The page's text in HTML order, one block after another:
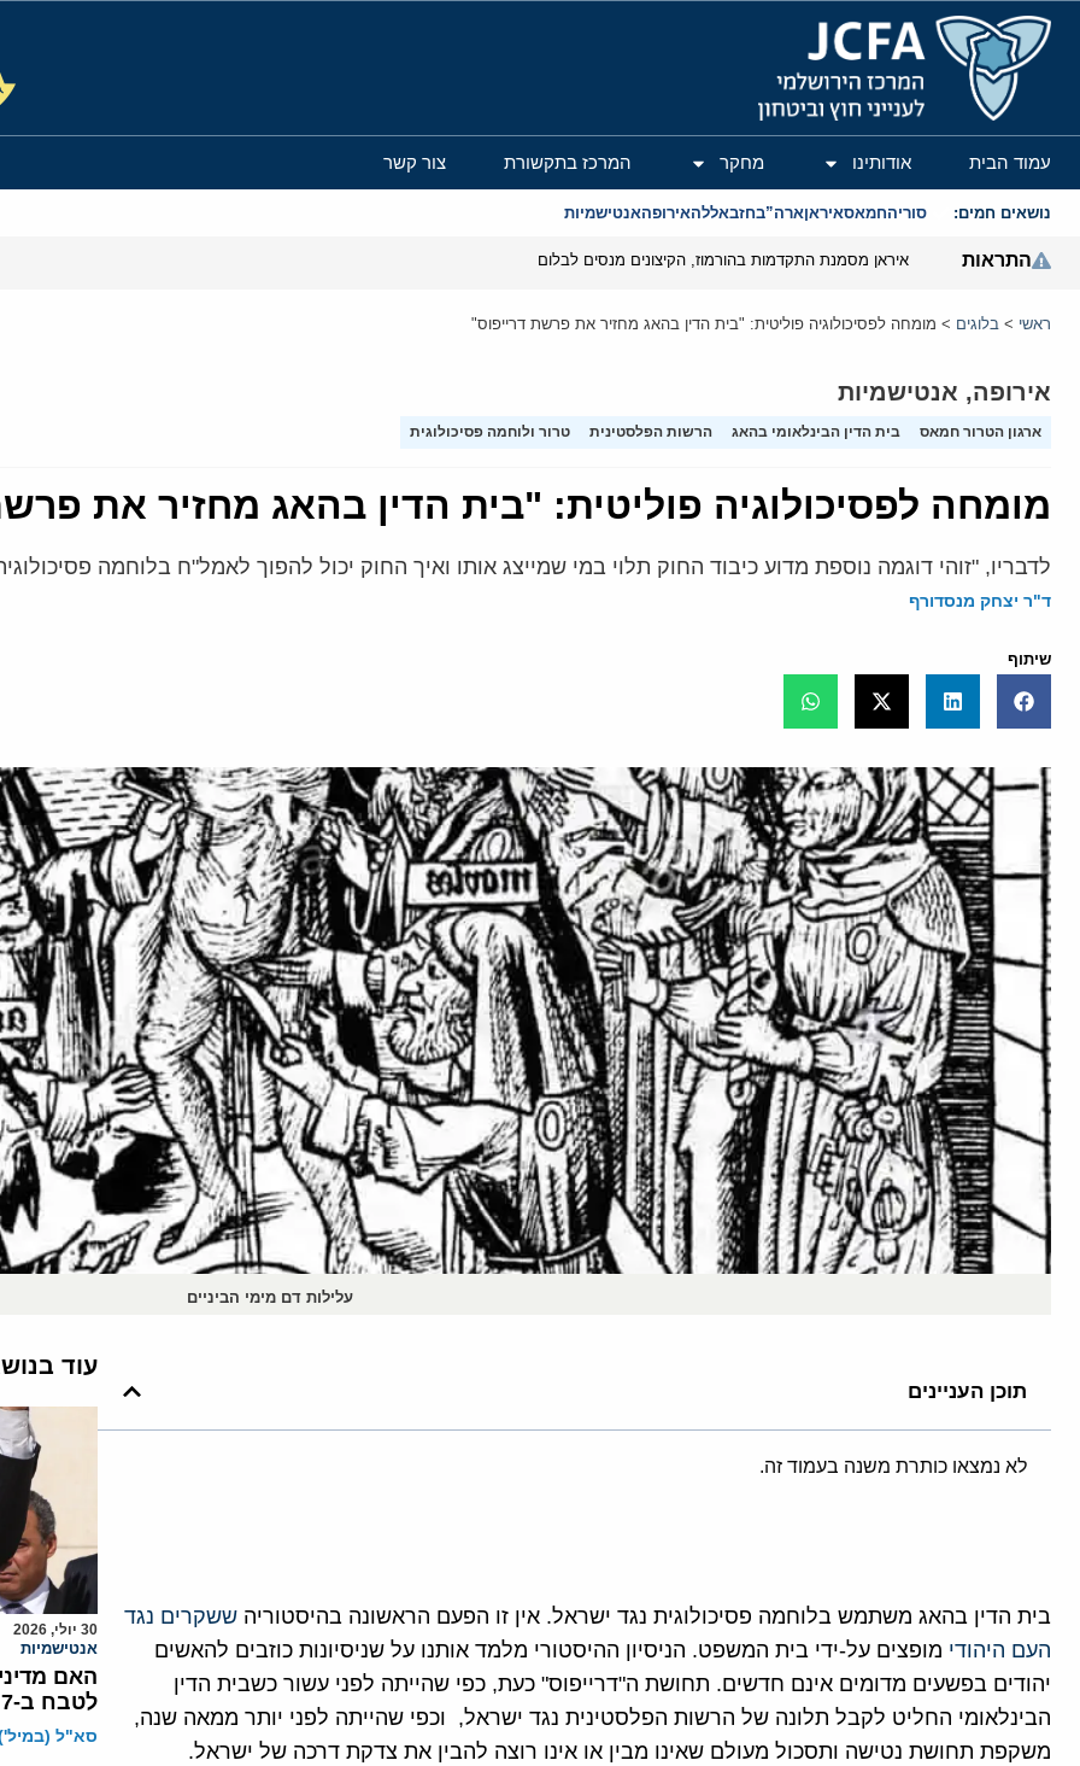
המרכז הירושלמי לענייני חוץ וביטחון
עמוד הבית אודותינו מחקר המרכז בתקשורת צור קשר
נושאים חמים: סוריהחמאסאיראןארה”בחזבאללהאירופהאנטישמיות
התראות איראן מסמנת התקדמות בהורמוז, הקיצונים מנסים לבלום
ראשי > בלוגים > מומחה לפסיכולוגיה פוליטית: "בית הדין בהאג מחזיר את פרשת דרייפוס"
אירופה, אנטישמיות
ארגון הטרור חמאס בית הדין הבינלאומי בהאג הרשות הפלסטינית טרור ולוחמה פסיכולוגית
מומחה לפסיכולוגיה פוליטית: "בית הדין בהאג מחזיר את
לדבריו, "זוהי דוגמה נוספת מדוע כיבוד החוק תלוי במי שמייצג אותו ואיך החוק יכול להפוך לאמל"ח בלוחמה
ד"ר יצחק מנסדורף
שיתוף
עלילות דם מימי הביניים
תוכן העניינים
לא נמצאו כותרת משנה בעמוד זה.
בית הדין בהאג משתמש בלוחמה פסיכולוגית נגד ישראל. אין זו הפעם הראשונה בהיסטוריה ששקרים נגד
העם היהודי מופצים על-ידי בית המשפט. הניסיון ההיסטורי מלמד אותנו על שניסיונות כוזבים להאשים
יהודים בפשעים מדומים אינם חדשים. תחושת ה"דרייפוס" כעת, כפי שהייתה לפני עשור כשבית הדין
הבינלאומי החליט לקבל תלונה של הרשות הפלסטינית נגד ישראל, וכפי שהייתה לפני יותר ממאה שנה,
משקפת תחושת נטישה ותסכול מעולם שאינו מבין או אינו רוצה להבין את צדקת דרכה של ישראל.
עוד
30 יולי, 2026
אנטישמיות
האם
לטבח ב-7 באוקטובר?
סא"ל